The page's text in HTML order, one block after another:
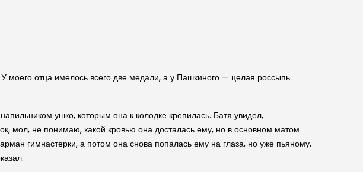
отца имелось всего две медали, а у Пашкиного — целая россыпь.
ушко, которым она к колодке крепилась. Батя увидел,
мол, не понимаю, какой кровью она досталась ему, но в основном матом
гимнастерки, а потом она снова попалась ему на глаза, но уже пьяному,